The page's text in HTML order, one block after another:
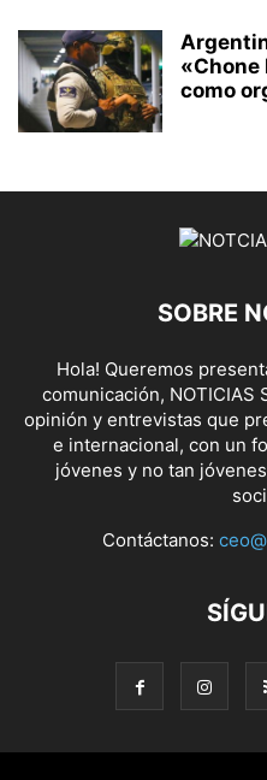
«Chone
como
SOBRE
Hola! Queremos
comunicación, NOTICIAS
opinión y entrevistas que
e internacional, con un
jóvenes y no tan
Contáctanos: